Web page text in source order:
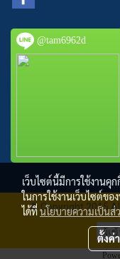
@tam6962d
© Copyright 2015
ผู้เ
เว็บไซต์นี้มีการใช้งาน
ในการใช้งานเว็บไซต์ข
ได้ที่นโยบายความเป็นส่
ตั้งค่